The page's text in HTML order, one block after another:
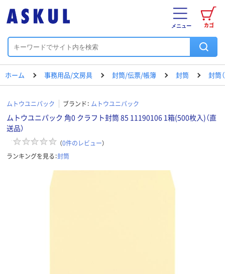
カゴ
メニュー
ホーム 事務用品/文房具 封筒/伝票/帳簿 封筒 封筒
ムトウユニパック ブランド： ムトウユニパック
ムトウユニパック 角0 クラフト封筒 85 11190106 1箱(500枚入)（直
送品）
（0件のレビュー）
ランキングを見る：封筒